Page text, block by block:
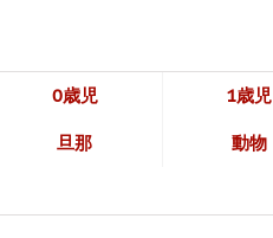
0歳児 1歳児
旦那 動物